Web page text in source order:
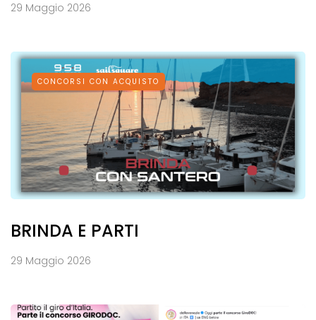
29 Maggio 2026
CONCORSI CON ACQUISTO
BRINDA E PARTI
29 Maggio 2026